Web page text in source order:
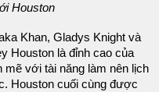
Houston
Khan, Gladys Knight và
Houston là đỉnh cao của
mẽ với tài năng làm nên lịch
Houston cuối cùng được